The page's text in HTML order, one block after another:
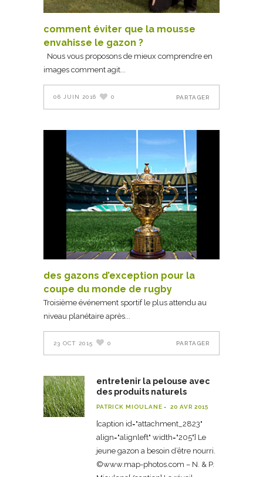
comment éviter que la mousse
envahisse le gazon ?
Nous vous proposons de mieux comprendre en
images comment agit
06 JUIN 2016 0 PARTAGER
des gazons d’exception pour la
coupe du monde de rugby
Troisième événement sportif le plus attendu au
niveau planétaire après
23 OCT 2015 0 PARTAGER
entretenir la pelouse avec
des produits naturels
PATRICK MIOULANE 20 AVR 2015
[caption id="attachment_2823"
align="alignleft" width="205"] Le
jeune gazon a besoin d’être nourri.
©www.map-photos.com – N. & P.